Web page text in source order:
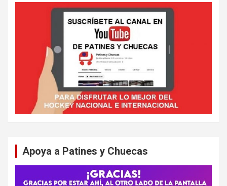
Apoya a Patines y Chuecas